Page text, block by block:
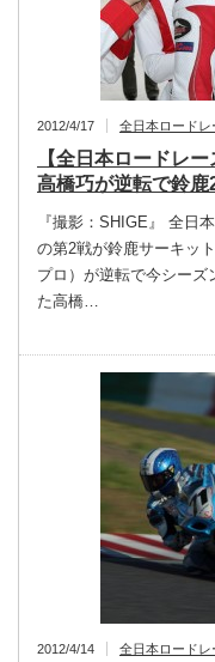
2012/4/17 全日本ロードレ
【全日本ロードレ
高橋巧が逆転で鈴鹿
『撮影：SHIGE』 全日
の第2戦が鈴鹿サーキッ
プロ）が逆転で今シーズ
た高橋…
2012/4/14 全日本ロードレ